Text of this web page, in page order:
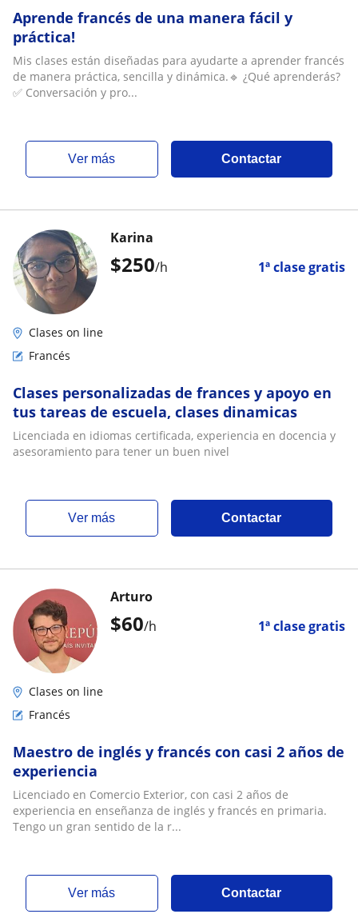
Aprende francés de una manera fácil y
práctica!
Mis clases están diseñadas para ayudarte a aprender francés
de manera práctica, sencilla y dinámica.🔹 ¿Qué aprenderás?
✅ Conversación y pro...
ver más Contactar
$250/h 1ª clase gratis
Karina
Clases on line
Francés
Clases personalizadas de frances y apoyo en
tus tareas de escuela, clases dinamicas
Licenciada en idiomas certificada, experiencia en docencia y
asesoramiento para tener un buen nivel
ver más Contactar
$60/h 1ª clase gratis
Arturo
Clases on line
Francés
Maestro de inglés y francés con casi 2 años de
experiencia
Licenciado en Comercio Exterior, con casi 2 años de
experiencia en enseñanza de inglés y francés en primaria.
Tengo un gran sentido de la r...
ver más Contactar